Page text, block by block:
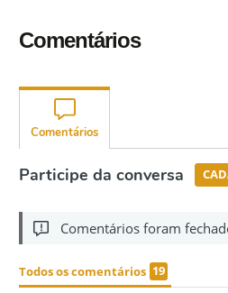
Comentários